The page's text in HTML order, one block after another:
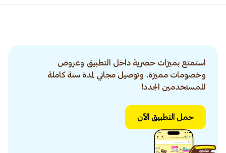
استمتع بميزات حصرية داخل التطبيق وعروض
وخصومات مميزة. وتوصيل مجاني لمدة سنة كاملة
للمستخدمين الجدد!
حمل التطبيق الآن